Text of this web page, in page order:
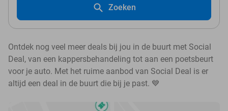
Zoeken
Ontdek nog veel meer deals bij jou in de buurt met Social
Deal, van een kappersbehandeling tot aan een poetsbeurt
voor je auto. Met het ruime aanbod van Social Deal is er
altijd een deal in de buurt die bij je past. 💙